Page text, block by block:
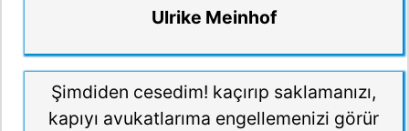
Ulrike Meinhof
Şimdiden cesedim! kaçırıp saklamanızı,
kapıyı avukatlarıma engellemenizi görür